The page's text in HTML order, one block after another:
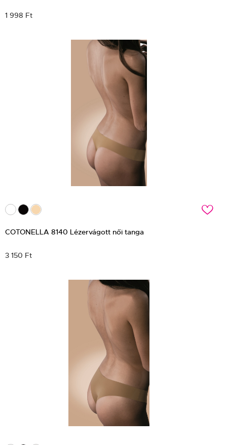
1 998 Ft
c
COTONELLA 8140 Lézervágott női tanga
3 150 Ft